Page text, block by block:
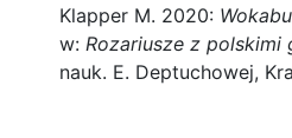
Klapper M. 2020:
w: Rozariusze z polskimi
nauk. E. Deptuchowej,